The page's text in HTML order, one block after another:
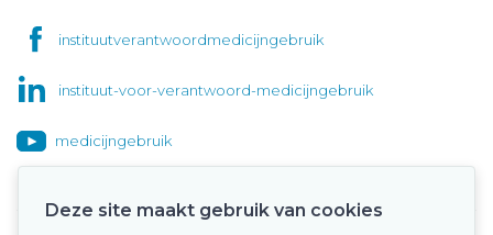
instituutverantwoordmedicijngebruik
instituut-voor-verantwoord-medicijngebruik
medicijngebruik
Deze site maakt gebruik van cookies